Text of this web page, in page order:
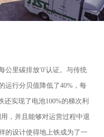
公里碳排放'0'认证。与传统
运行分贝值降低了40%，每
实现了电池100%的梯次利
，并且能够对运营过程中退
的设计使得地上铁成为了一